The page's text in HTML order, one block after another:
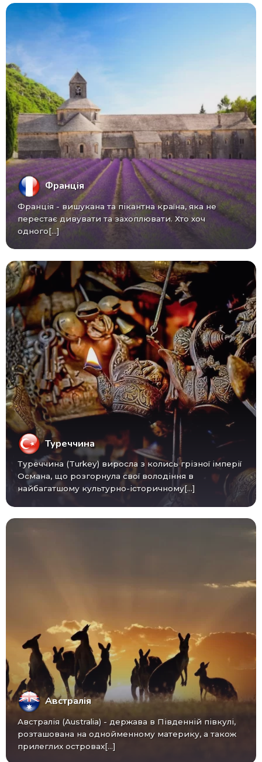
Франція
Франція - вишукана та пікантна країна, яка не
перестає дивувати та захоплювати. Хто хоч
одного[...]
Туреччина
Туреччина (Turkey) виросла з колись грізної імперії
Османа, що розгорнула свої володіння в
найбагатшому культурно-історичному[...]
Австралія
Австралія (Australia) - ​​держава в Південній півкулі,
розташована на однойменному материку, а також
прилеглих островах[...]